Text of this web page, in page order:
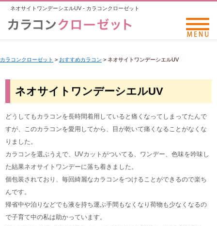
ネオサイトワンデーシエルUV - カラコンクローゼット
カラコンクローゼット > おすすめカラコン > ネオサイトワンデーシエルUV
ネオサイトワンデーシエルUV
どうしてもカラコンを長時間着用していると痛くなってしまってたんで
すが、このカラコンを愛用してから、目が乾いて痛くなることがなくな
りました。
カラコンを選ぶうえで、UVカットがついてる、ワンデー、色味を吟味し
た結果ネオサイトワンデーに落ち着きました。
個包装されており、毎回綺麗なカラコンをつけることができるので楽ち
んです。
帰省中や泊りなどでも液を持ち運ぶ手間もなくなり荷物も少なくなるの
で子育て中の私は助かっています。